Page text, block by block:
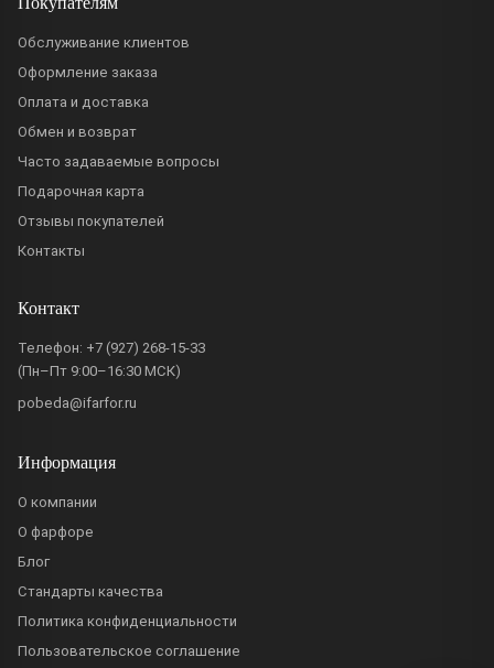
Обслуживание клиентов
Оформление заказа
Оплата и доставка
Обмен и возврат
Часто задаваемые вопросы
Подарочная карта
Отзывы покупателей
Контакты
Контакт
Телефон: +7 (927) 268-15-33
(Пн–Пт 9:00–16:30 МСК)
pobeda@ifarfor.ru
Информация
О компании
О фарфоре
Блог
Стандарты качества
Политика конфиденциальности
Пользовательское соглашение